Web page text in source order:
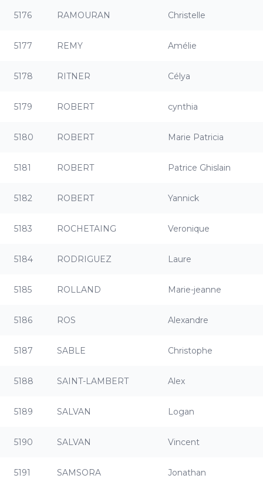
5176 RAMOURAN Christelle
5177 REMY Amélie
5178 RITNER Célya
5179 ROBERT cynthia
5180 ROBERT Marie Patricia
5181 ROBERT Patrice Ghislain
5182 ROBERT Yannick
5183 ROCHETAING Veronique
5184 RODRIGUEZ Laure
5185 ROLLAND Marie-jeanne
5186 ROS Alexandre
5187 SABLE Christophe
5188 SAINT-LAMBERT Alex
5189 SALVAN Logan
5190 SALVAN Vincent
5191 SAMSORA Jonathan